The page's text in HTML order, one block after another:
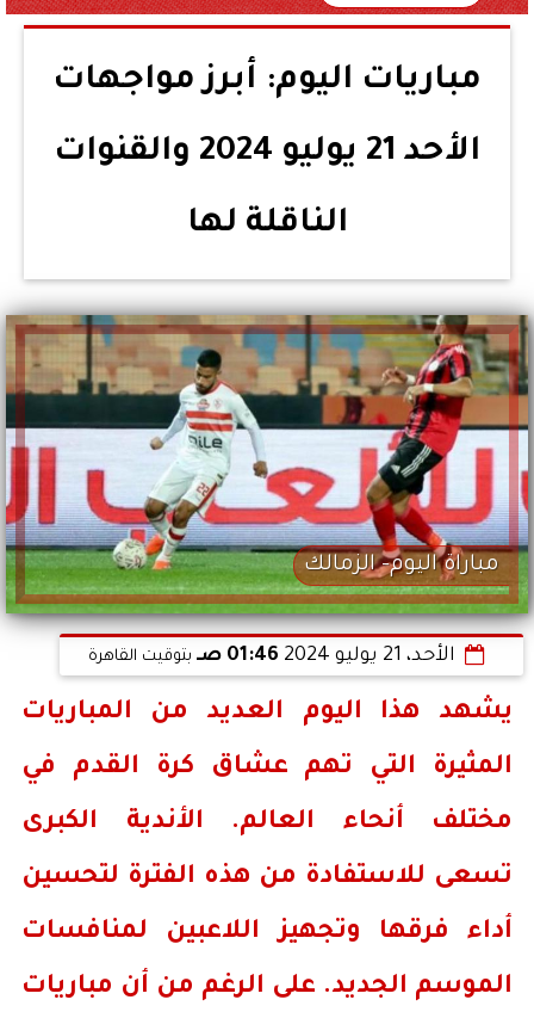
مباريات اليوم: أبرز مواجهات
الأحد 21 يوليو 2024 والقنوات
الناقلة لها
مباراة اليوم- الزمالك
الأحد، 21 يوليو 2024 01:46 صـ بتوقيت القاهرة
يشهد هذا اليوم العديد من المباريات
المثيرة التي تهم عشاق كرة القدم في
مختلف أنحاء العالم. الأندية الكبرى
تسعى للاستفادة من هذه الفترة لتحسين
أداء فرقها وتجهيز اللاعبين لمنافسات
الموسم الجديد. على الرغم من أن مباريات